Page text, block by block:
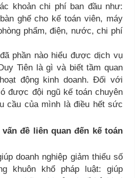
khoản chi phí ban đầu như:
ghế cho kế toán viên, máy
phẩm, điện, nước, chi phí
phần nào hiểu được dịch vụ
Tiên là gì và biết tầm quan
động kinh doanh. Đối với
được đội ngũ kế toán chuyên
cầu của mình là điều hết sức
đề liên quan đến kế toán
doanh nghiệp giảm thiểu số
khuôn khổ pháp luật: giúp